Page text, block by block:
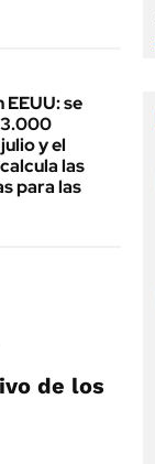
se
y el
las
para las
de los